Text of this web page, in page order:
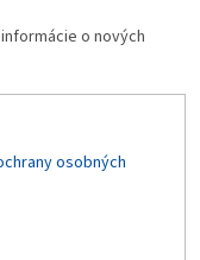
o nových
osobných